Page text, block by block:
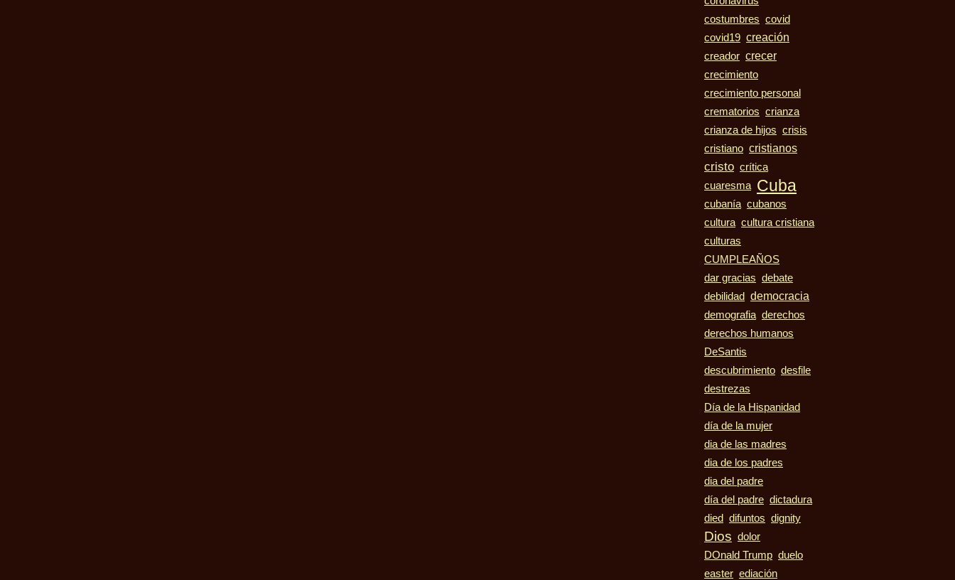
costumbres covid
covid19 creación
creador crecer
crecimiento
crecimiento personal
crematorios crianza
crianza de hijos crisis
cristiano cristianos
cristo crítica
cuaresma Cuba
cubanía cubanos
cultura cultura cristiana
culturas
CUMPLEAÑOS
dar gracias debate
debilidad
democracia
demografia derechos
derechos humanos
DeSantis
descubrimiento desfile
destrezas
Día de la Hispanidad
día de la mujer
dia de las madres
dia de los padres
dia del padre
día del padre dictadura
died
difuntos dignity
Dios dolor
DOnald Trump duelo
easter ediación